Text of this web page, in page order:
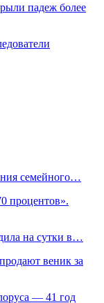
падеж более
семейного…
процентов».
на сутки в…
веник за
— 41 год